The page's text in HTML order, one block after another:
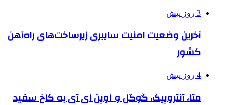
3 روز پیش
آخرین وضعیت امنیت سایبری زیرساخت‌های راه‌آهن
کشور
4 روز پیش
متا، آنتروپیک، گوگل و اوپن ای آی به کاخ سفید